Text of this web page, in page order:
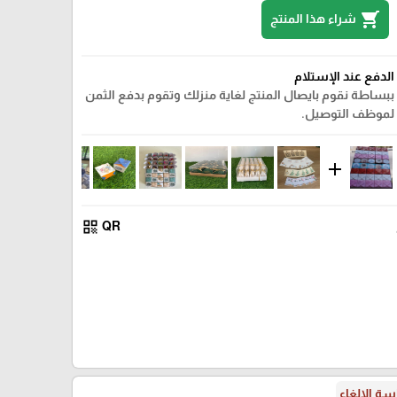
shopping_cart شراء هذا المنتج
الدفع عند الإستلام
ببساطة نقوم بايصال المنتج لغاية منزلك وتقوم بدفع الثمن
لموظف التوصيل.
add
QR
qr_code
الإلغاء